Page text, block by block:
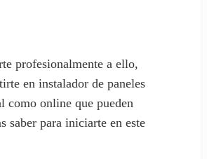
profesionalmente a ello,
en instalador de paneles
como online que pueden
saber para iniciarte en este